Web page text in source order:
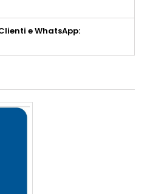
e WhatsApp: